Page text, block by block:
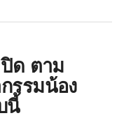
ปิด ตาม
รรมน้อง
นี้